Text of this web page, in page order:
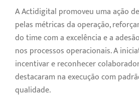
A Actidigital promoveu uma ação
pelas métricas da operação,
do time com a excelência e a
nos processos operacionais. A
incentivar e reconhecer
destacaram na execução com
qualidade.